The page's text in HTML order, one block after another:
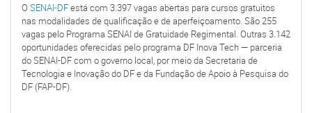
O SENAI-DFestá com 3.397 vagas abertas para cursos gratuitos
nas modalidades de qualificação e de aperfeiçoamento. São 255
vagas pelo Programa SENAI de Gratuidade Regimental. Outras 3.142
oportunidades oferecidas pelo programa DF Inova Tech — parceria
do SENAI-DF com o governo local, por meio da Secretaria de
Tecnologia e Inovação do DF e da Fundação de Apoio à Pesquisa do
DF (FAP-DF).